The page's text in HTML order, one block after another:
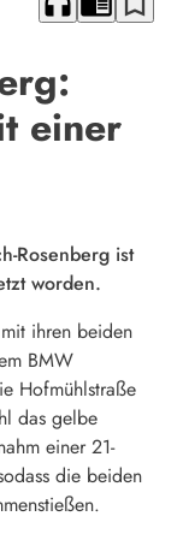
einer
Rosenberg ist
worden.
ihren beiden
BMW
Hofmühlstraße
das gelbe
einer 21-
die beiden